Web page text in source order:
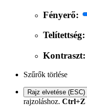
Fényerő:
Telítettség:
Kontraszt:
Szűrők törlése
Rajz elvetése (ESC)
rajzoláshoz. Ctrl+Z